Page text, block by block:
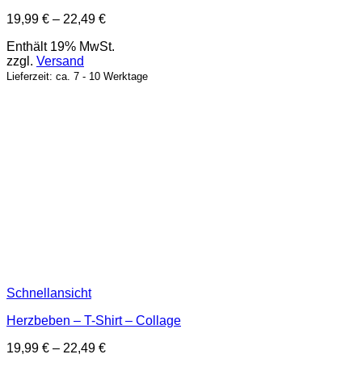
19,99 € – 22,49 €Preisspanne:
bis
Enthält 19% MwSt.
zzgl. Versand
Lieferzeit: ca. 7 - 10 Werktage
Schnellansicht
Herzbeben – T-Shirt – Collage
19,99 € – 22,49 €Preisspanne: